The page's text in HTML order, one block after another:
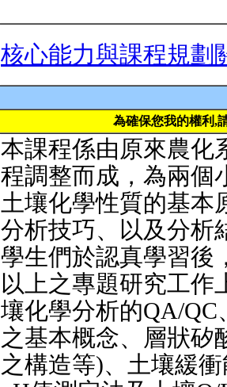
核心能力與課程規劃
為確保您我的權利,
本課程係由原來農化
程調整而成，為兩個
土壤化學性質的基本
分析技巧、以及分析
學生們於認真學習後
以上之專題研究工作
壤化學分析的QA/
之基本概念、層狀矽
之構造等)、土壤緩